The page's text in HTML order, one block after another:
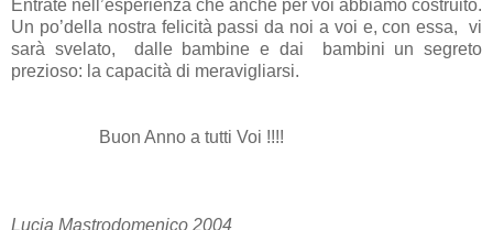
Entrate nell’esperienza che anche per voi abbiamo costruito.
Un po’della nostra felicità passi da noi a voi e, con essa,
vi
sarà svelato,
dalle bambine e dai
bambini un segreto
prezioso: la capacità di meravigliarsi.
Buon Anno a tutti Voi !!!!
Lucia Mastrodomenico 2004